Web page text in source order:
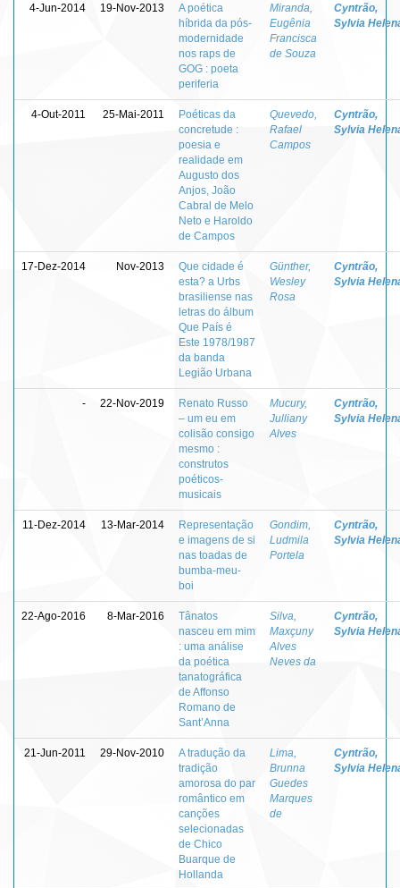
4-Jun-2014 19-Nov-2013
A poética
híbrida da pós-
modernidade
nos raps de
GOG : poeta
periferia
Miranda,
Eugênia
Francisca
de Souza
Cyntrão,
Sylvia
4-Out-2011 25-Mai-2011
Poéticas da
concretude :
poesia e
realidade em
Augusto dos
Anjos, João
Cabral de Melo
Neto e Haroldo
de Campos
Quevedo,
Rafael
Campos
Cyntrão,
Sylvia
17-Dez-2014 Nov-2013
Que cidade é
esta? a Urbs
brasiliense nas
letras do álbum
Que País é
Este 1978/1987
da banda
Legião Urbana
Günther,
Wesley
Rosa
Cyntrão,
Sylvia
- 22-Nov-2019
Renato Russo
– um eu em
colisão consigo
mesmo :
construtos
poéticos-
musicais
Mucury,
Julliany
Alves
Cyntrão,
Sylvia
11-Dez-2014 13-Mar-2014
Representação
e imagens de si
nas toadas de
bumba-meu-
boi
Gondim,
Ludmila
Portela
Cyntrão,
Sylvia
22-Ago-2016 8-Mar-2016
Tânatos
nasceu em mim
: uma análise
da poética
tanatográfica
de Affonso
Romano de
Sant’Anna
Silva,
Maxçuny
Alves
Neves da
Cyntrão,
Sylvia
21-Jun-2011 29-Nov-2010
A tradução da
tradição
amorosa do par
romântico em
canções
selecionadas
de Chico
Buarque de
Hollanda
Lima,
Brunna
Guedes
Marques
de
Cyntrão,
Sylvia